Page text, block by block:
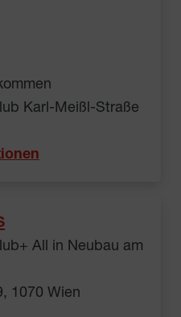
Karl-Meißl-Straße
All in Neubau am
1070 Wien